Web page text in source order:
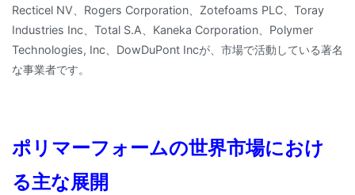
Recticel NV、Rogers Corporation、Zotefoams PLC、Toray
Industries Inc、Total S.A、Kaneka Corporation、Polymer
Technologies, Inc、DowDuPont Incが、市場で活動している著名
な事業者です。
ポリマーフォームの世界市場におけ
る主な展開